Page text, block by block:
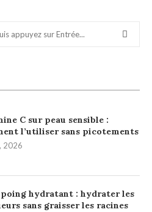
C sur peau sensible :
l’utiliser sans picotements
2026
hydratant : hydrater les
sans graisser les racines